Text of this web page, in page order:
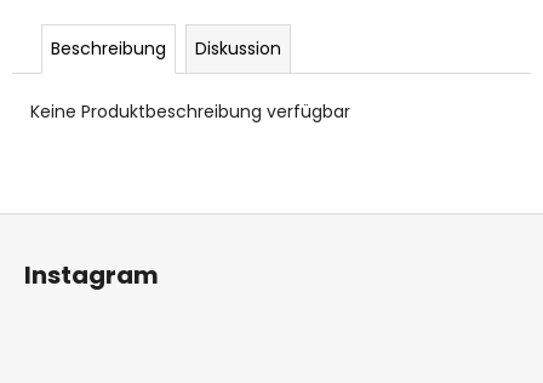
Beschreibung Diskussion
Keine Produktbeschreibung verfügbar
F
Instagram